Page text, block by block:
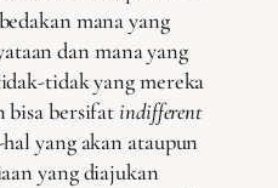
mana yang
dan mana yang
tidak yang mereka
bisa bersifat indifferent
yang akan ataupun
yang diajukan